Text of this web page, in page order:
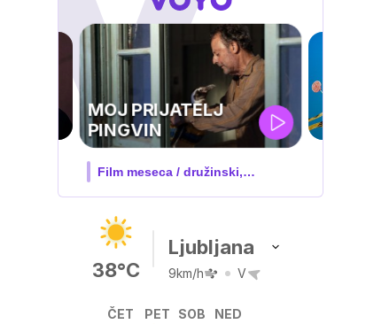
IQ 160
Nova hrvaška serija
38°C
Ljubljana
9km/h V
ČET PET SOB NED